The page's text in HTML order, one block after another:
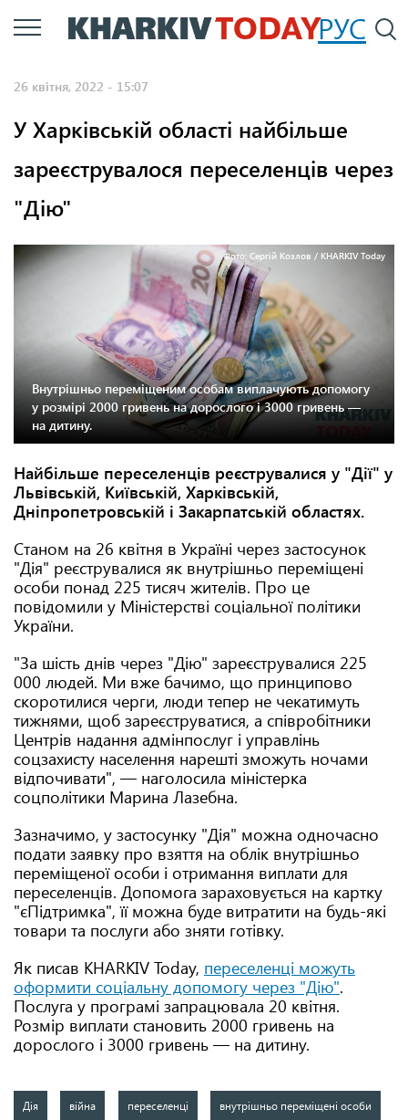
Перейти
до
РУС
26 квітня, 2022 - 15:07
У Харківській області найбільше
зареєструвалося переселенців через
"Дію"
Фото: Сергій Козлов / KHARKIV Today
Внутрішньо переміщеним особам виплачують допомогу
у розмірі 2000 гривень на дорослого і 3000 гривень —
на дитину.
Найбільше переселенців реєструвалися у "Дії" у
Львівській, Київській, Харківській,
Дніпропетровській і Закарпатській областях.
Станом на 26 квітня в Україні через застосунок
"Дія" реєструвалися як внутрішньо переміщені
особи понад 225 тисяч жителів. Про це
повідомили у Міністерстві соціальної політики
України.
"За шість днів через "Дію" зареєструвалися 225
000 людей. Ми вже бачимо, що принципово
скоротилися черги, люди тепер не чекатимуть
тижнями, щоб зареєструватися, а співробітники
Центрів надання адмінпослуг і управлінь
соцзахисту населення нарешті зможуть ночами
відпочивати", — наголосила міністерка
соцполітики Марина Лазебна.
Зазначимо, у застосунку "Дія" можна одночасно
подати заявку про взяття на облік внутрішньо
переміщеної особи і отримання виплати для
переселенців. Допомога зараховується на картку
"єПідтримка", її можна буде витратити на будь-які
товари та послуги або зняти готівку.
Як писав KHARKIV Today, переселенці можуть
оформити соціальну допомогу через "Дію".
Послуга у програмі запрацювала 20 квітня.
Розмір виплати становить 2000 гривень на
дорослого і 3000 гривень — на дитину.
Дія війна переселенці внутрішньо переміщені особи